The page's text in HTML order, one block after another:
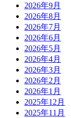
2026年9月
2026年8月
2026年7月
2026年6月
2026年5月
2026年4月
2026年3月
2026年2月
2026年1月
2025年12月
2025年11月